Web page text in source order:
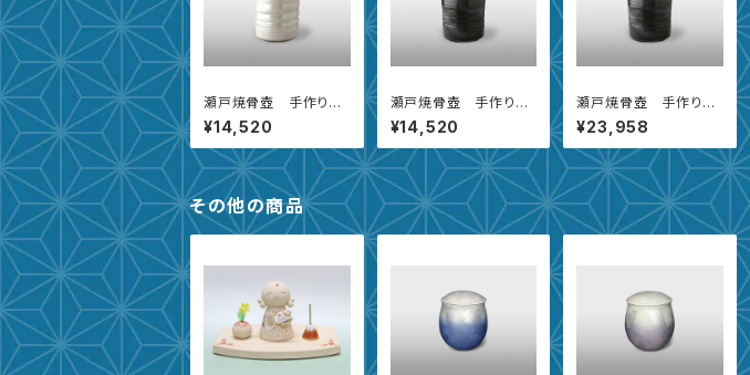
瀬戸焼骨壺 手作り虹
彩【2.3寸】
¥14,520
瀬戸焼骨壺 手作り黒
青流【2.3寸】
¥14,520
瀬戸焼骨壺 手作り黒
青流【4寸】
¥23,958
その他の商品